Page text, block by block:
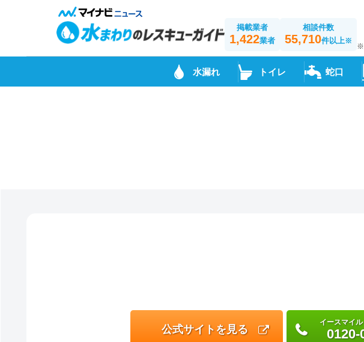
掲載業者
1,422業者
相談件数
55,710件以上※
水漏れ トイレ 蛇口
公式サイトを見る
イースマイ
0120-